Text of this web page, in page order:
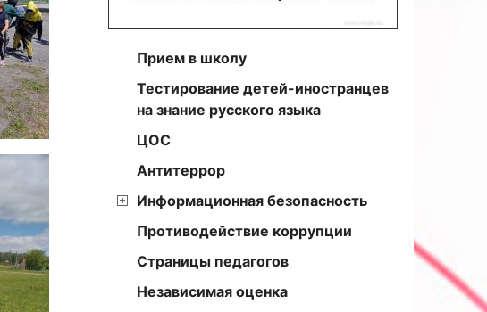
Прием в школу
Тестирование детей-иностранцев
на знание русского языка
ЦОС
Антитеррор
Информационная безопасность
Противодействие коррупции
Страницы педагогов
Независимая оценка